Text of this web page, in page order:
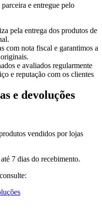
e entregue pelo
pela entrega dos produtos de
com nota fiscal e garantimos a
e avaliados regularmente
e reputação com os clientes
e devoluções
vendidos por lojas
7 dias do recebimento.